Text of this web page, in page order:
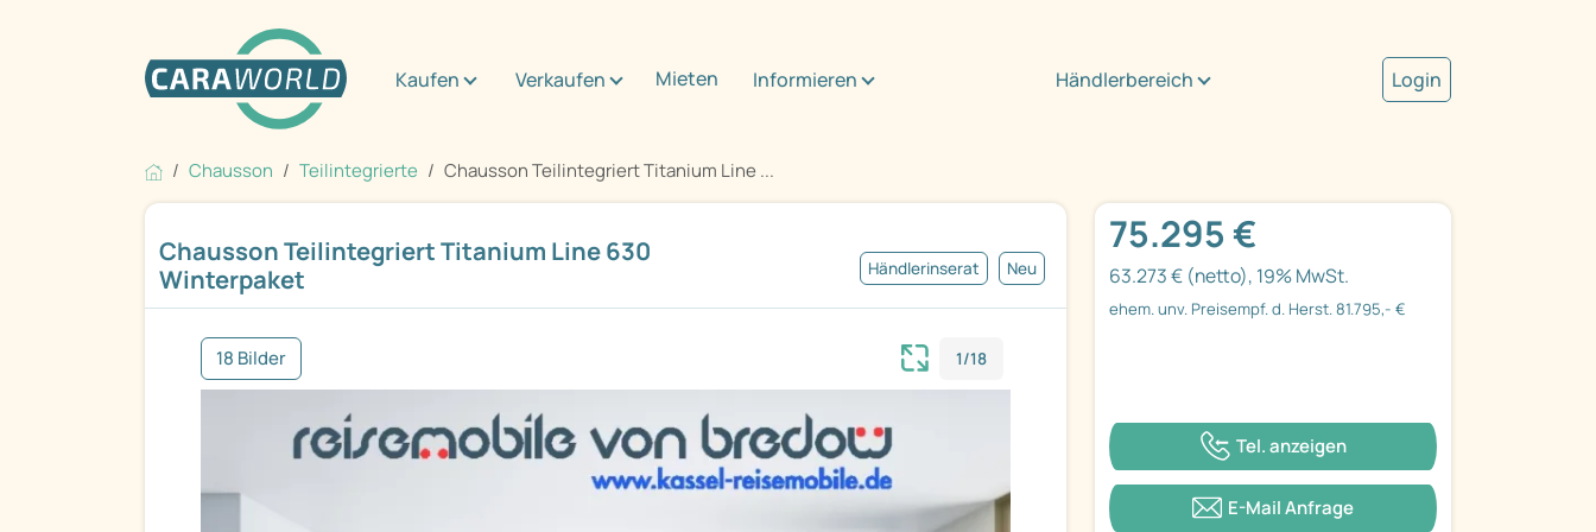
Kaufen Verkaufen Mieten Informieren Händlerbereich Login
Chausson Teilintegrierte Chausson Teilintegriert Titanium Line ...
Chausson Teilintegriert Titanium Line 630
Winterpaket
Händlerinserat Neu
18 Bilder 1/18
75.295 €
63.273 € (netto), 19% MwSt.
ehem. unv. Preisempf. d. Herst. 81.795,- €
Tel. anzeigen
E-Mail Anfrage